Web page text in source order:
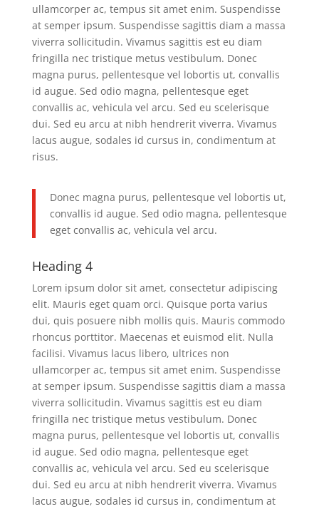
ullamcorper ac, tempus sit amet enim. Suspendisse
at semper ipsum. Suspendisse sagittis diam a massa
viverra sollicitudin. Vivamus sagittis est eu diam
fringilla nec tristique metus vestibulum. Donec
magna purus, pellentesque vel lobortis ut, convallis
id augue. Sed odio magna, pellentesque eget
convallis ac, vehicula vel arcu. Sed eu scelerisque
dui. Sed eu arcu at nibh hendrerit viverra. Vivamus
lacus augue, sodales id cursus in, condimentum at
risus.
Donec magna purus, pellentesque vel lobortis ut,
convallis id augue. Sed odio magna, pellentesque
eget convallis ac, vehicula vel arcu.
Heading 4
Lorem ipsum dolor sit amet, consectetur adipiscing
elit. Mauris eget quam orci. Quisque porta varius
dui, quis posuere nibh mollis quis. Mauris commodo
rhoncus porttitor. Maecenas et euismod elit. Nulla
facilisi. Vivamus lacus libero, ultrices non
ullamcorper ac, tempus sit amet enim. Suspendisse
at semper ipsum. Suspendisse sagittis diam a massa
viverra sollicitudin. Vivamus sagittis est eu diam
fringilla nec tristique metus vestibulum. Donec
magna purus, pellentesque vel lobortis ut, convallis
id augue. Sed odio magna, pellentesque eget
convallis ac, vehicula vel arcu. Sed eu scelerisque
dui. Sed eu arcu at nibh hendrerit viverra. Vivamus
lacus augue, sodales id cursus in, condimentum at